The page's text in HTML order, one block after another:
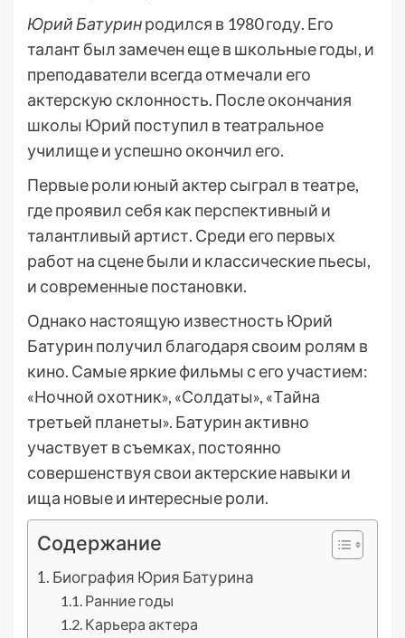
Юрий Батуринродился в 1980 году. Его
талант был замечен еще в школьные годы, и
преподаватели всегда отмечали его
актерскую склонность. После окончания
школы Юрий поступил в театральное
училище и успешно окончил его.
Первые роли юный актер сыграл в театре,
где проявил себя как перспективный и
талантливый артист. Среди его первых
работ на сцене были и классические пьесы,
и современные постановки.
Однако настоящую известность Юрий
Батурин получил благодаря своим ролям в
кино. Самые яркие фильмы с его участием:
«Ночной охотник», «Солдаты», «Тайна
третьей планеты». Батурин активно
участвует в съемках, постоянно
совершенствуя свои актерские навыки и
ища новые и интересные роли.
Содержание
Биография Юрия Батурина
Ранние годы
Карьера актера